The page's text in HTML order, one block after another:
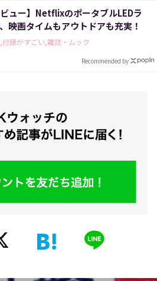
ビュー】NetflixのポータブルLEDラ
映画タイムもアウトドアも充実！
付録がすごい,雑誌・ムック
Recommended by